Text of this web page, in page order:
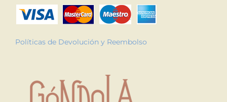
Políticas de Devolución y Reembolso